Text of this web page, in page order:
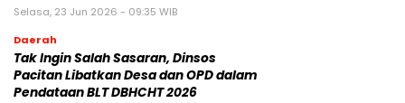
Selasa, 23 Jun 2026 - 09:35 WIB
Daerah
Tak Ingin Salah Sasaran, Dinsos
Pacitan Libatkan Desa dan OPD dalam
Pendataan BLT DBHCHT 2026